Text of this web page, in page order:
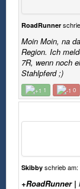
RoadRunner
Moin Moin, na
Region. Ich
7R, wenn noch
Stahlpferd ;)
1 0
Skibby schrieb am:
+RoadRunner |